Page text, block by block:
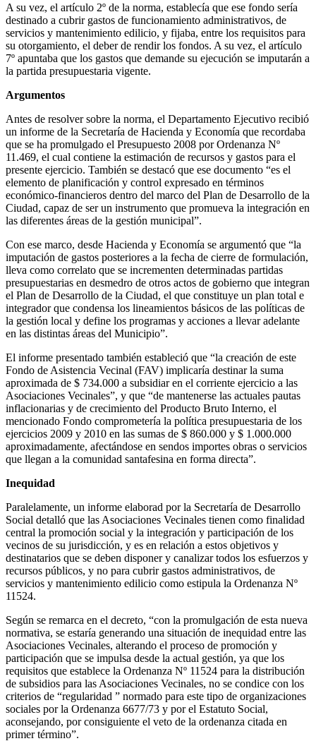
A su vez, el artículo 2º de la norma, establecía que ese fondo sería
destinado a cubrir gastos de funcionamiento administrativos, de
servicios y mantenimiento edilicio, y fijaba, entre los requisitos para
su otorgamiento, el deber de rendir los fondos. A su vez, el artículo
7º apuntaba que los gastos que demande su ejecución se imputarán a
la partida presupuestaria vigente.
Argumentos
Antes de resolver sobre la norma, el Departamento Ejecutivo recibió
un informe de la Secretaría de Hacienda y Economía que recordaba
que se ha promulgado el Presupuesto 2008 por Ordenanza Nº
11.469, el cual contiene la estimación de recursos y gastos para el
presente ejercicio. También se destacó que ese documento “es el
elemento de planificación y control expresado en términos
económico-financieros dentro del marco del Plan de Desarrollo de la
Ciudad, capaz de ser un instrumento que promueva la integración en
las diferentes áreas de la gestión municipal”.
Con ese marco, desde Hacienda y Economía se argumentó que “la
imputación de gastos posteriores a la fecha de cierre de formulación,
lleva como correlato que se incrementen determinadas partidas
presupuestarias en desmedro de otros actos de gobierno que integran
el Plan de Desarrollo de la Ciudad, el que constituye un plan total e
integrador que condensa los lineamientos básicos de las políticas de
la gestión local y define los programas y acciones a llevar adelante
en las distintas áreas del Municipio”.
El informe presentado también estableció que “la creación de este
Fondo de Asistencia Vecinal (FAV) implicaría destinar la suma
aproximada de $ 734.000 a subsidiar en el corriente ejercicio a las
Asociaciones Vecinales”, y que “de mantenerse las actuales pautas
inflacionarias y de crecimiento del Producto Bruto Interno, el
mencionado Fondo comprometería la política presupuestaria de los
ejercicios 2009 y 2010 en las sumas de $ 860.000 y $ 1.000.000
aproximadamente, afectándose en sendos importes obras o servicios
que llegan a la comunidad santafesina en forma directa”.
Inequidad
Paralelamente, un informe elaborad por la Secretaría de Desarrollo
Social detalló que las Asociaciones Vecinales tienen como finalidad
central la promoción social y la integración y participación de los
vecinos de su jurisdicción, y es en relación a estos objetivos y
destinatarios que se deben disponer y canalizar todos los esfuerzos y
recursos públicos, y no para cubrir gastos administrativos, de
servicios y mantenimiento edilicio como estipula la Ordenanza Nº
11524.
Según se remarca en el decreto, “con la promulgación de esta nueva
normativa, se estaría generando una situación de inequidad entre las
Asociaciones Vecinales, alterando el proceso de promoción y
participación que se impulsa desde la actual gestión, ya que los
requisitos que establece la Ordenanza Nº 11524 para la distribución
de subsidios para las Asociaciones Vecinales, no se condice con los
criterios de “regularidad ” normado para este tipo de organizaciones
sociales por la Ordenanza 6677/73 y por el Estatuto Social,
aconsejando, por consiguiente el veto de la ordenanza citada en
primer término”.